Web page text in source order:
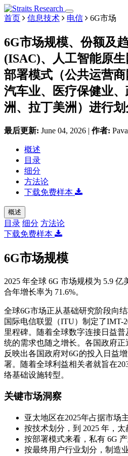
首页 信息技术 电信 6G市场
6G市场规模、份额及
(ISAC)、人工智能原
部署模式（公共运营
汽车业、医疗保健业
洲、拉丁美洲）进行划
最后更新: June 04, 2026 | 作者:
概述
目录
细分
方法论
下载免费样本
概述
目录 细分 方法论
下载免费样本
6G市场规模
2025 年全球 6G 市场规模为 5.9
合年增长率为 71.6%。
全球6G市场正从基础研究阶段向
国际电信联盟（ITU）制定了IMT-
里程碑。随着全球数字连接日益
统的需求也随之增长。各国政府
反映出各国政府对6G的投入日益
署。随着全球利益相关者就旨在
络基础设施转型。
关键市场洞察
亚太地区在2025年占据市场
按技术划分，到 2025 年，太
按部署模式来看，私有 6G
按最终用户行业划分，制造